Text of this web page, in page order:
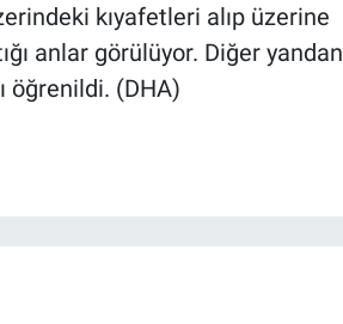
kıyafetleri alıp üzerine
anlar görülüyor. Diğer yandan
öğrenildi. (DHA)